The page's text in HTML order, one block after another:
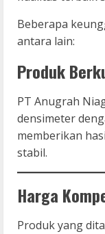
Beberapa
antara lain:
Produk
PT Anugrah
densimeter
memberikan
stabil.
Harga
Produk yang